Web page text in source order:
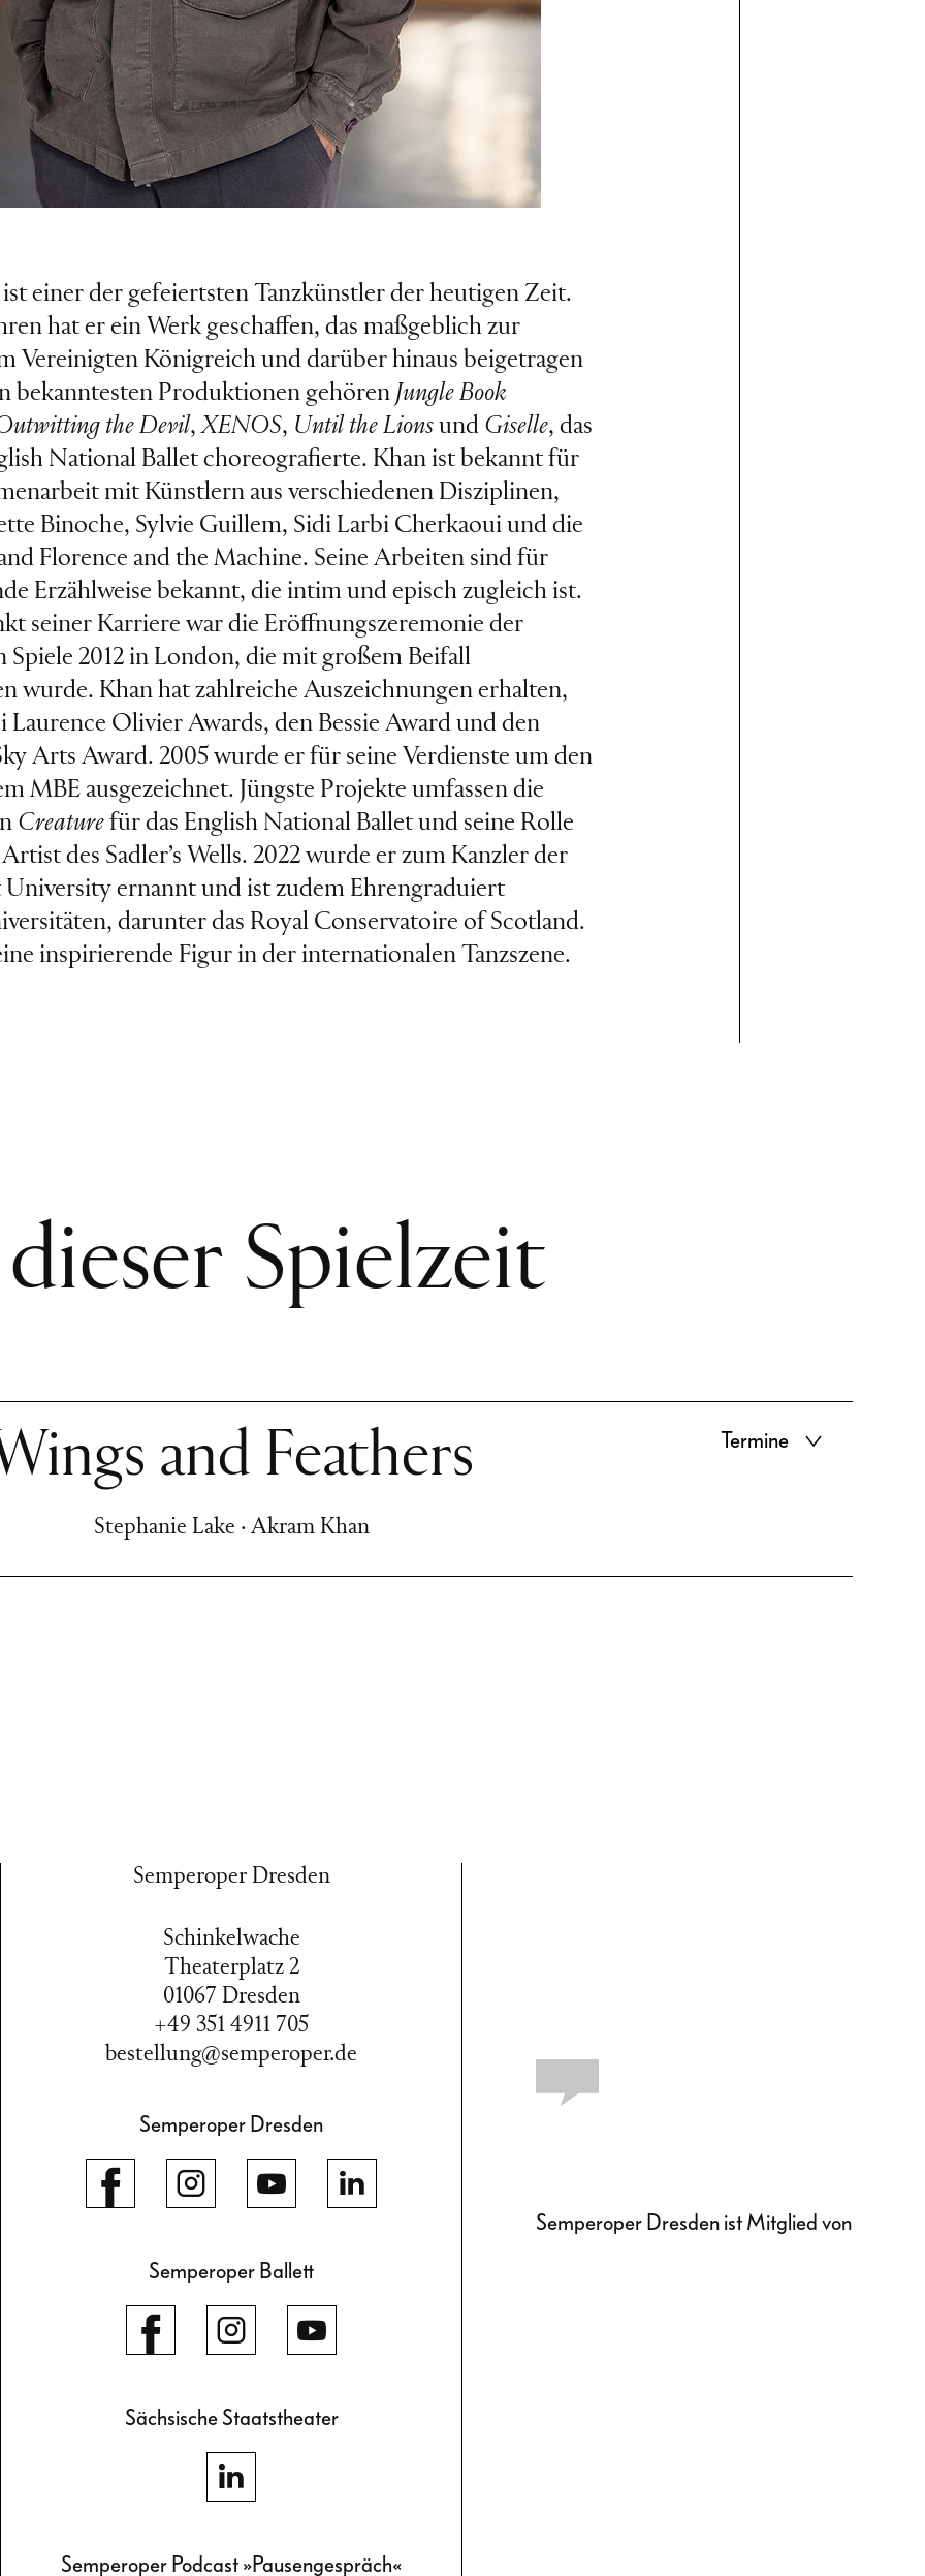
einer der gefeiertsten Tanzkünstler der heutigen Zeit.
hat er ein Werk geschaffen, das maßgeblich zur
Vereinigten Königreich und darüber hinaus beigetragen
bekanntesten Produktionen gehören Jungle Book
the Devil,XENOS, Until the Lions und Giselle, das
National Ballet choreografierte. Khan ist bekannt für
mit Künstlern aus verschiedenen Disziplinen,
Binoche, Sylvie Guillem, Sidi Larbi Cherkaoui und die
Florence and the Machine. Seine Arbeiten sind für
Erzählweise bekannt, die intim und episch zugleich ist.
seiner Karriere war die Eröffnungszeremonie der
Spiele 2012 in London, die mit großem Beifall
wurde. Khan hat zahlreiche Auszeichnungen erhalten,
Laurence Olivier Awards, den Bessie Award und den
Arts Award. 2005 wurde er für seine Verdienste um den
MBE ausgezeichnet. Jüngste Projekte umfassen die
Creature für das English National Ballet und seine Rolle
des Sadler’s Wells. 2022 wurde er zum Kanzler der
ernannt und ist zudem Ehrengraduiert
darunter das Royal Conservatoire of Scotland.
inspirierende Figur in der internationalen Tanzszene.
Spielzeit
and Feathers
Stephanie Lake · Akram Khan
Termine
Semperoper Dresden
Schinkelwache
Theaterplatz 2
01067 Dresden
+49 351 4911 705
bestellung@semperoper.de
Semperoper Dresden
Semperoper Ballett
Sächsische Staatstheater
Semperoper Podcast »Pausengespräch«
Semperoper Dresden ist Mitglied von